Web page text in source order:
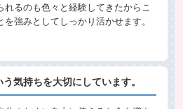
るのも色々と経験してきたからこ
強みとしてしっかり活かせます。
気持ちを大切にしています。